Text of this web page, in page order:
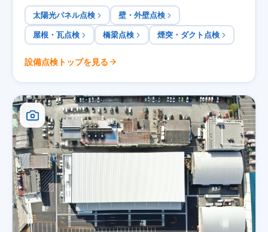
太陽光パネル点検
壁・外壁点検
屋根・瓦点検
橋梁点検 煙突・ダクト点検
設備点検トップを見る